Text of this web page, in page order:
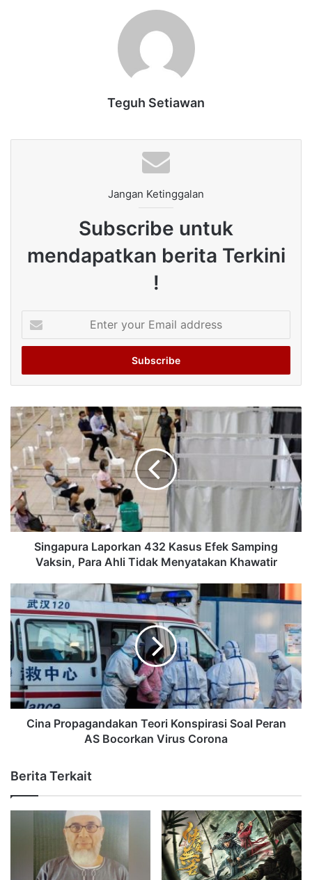
Teguh Setiawan
Jangan Ketinggalan
Subscribe untuk
mendapatkan berita Terkini
!
your
Email
Singapura Laporkan 432 Kasus Efek Samping
Vaksin, Para Ahli Tidak Menyatakan Khawatir
Cina Propagandakan Teori Konspirasi Soal Peran
AS Bocorkan Virus Corona
Berita Terkait